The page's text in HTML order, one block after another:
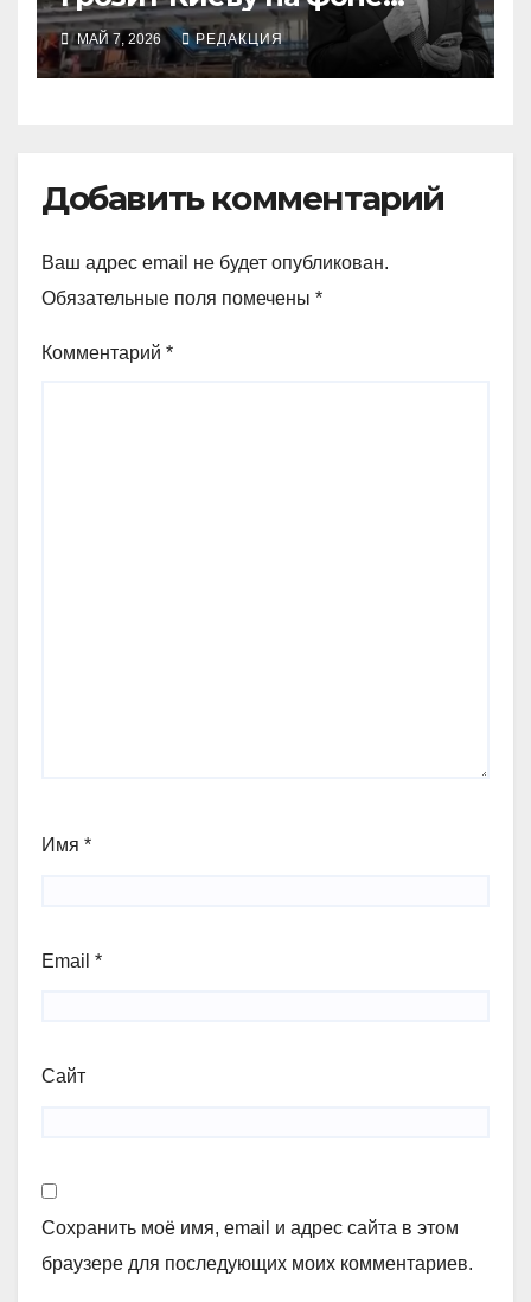
горящей Перми»
МАЙ 7, 2026 РЕДАКЦИЯ
Добавить комментарий
Ваш адрес email не будет опубликован.
Обязательные поля помечены *
Комментарий *
Имя *
Email *
Сайт
Сохранить моё имя, email и адрес сайта в этом
браузере для последующих моих комментариев.